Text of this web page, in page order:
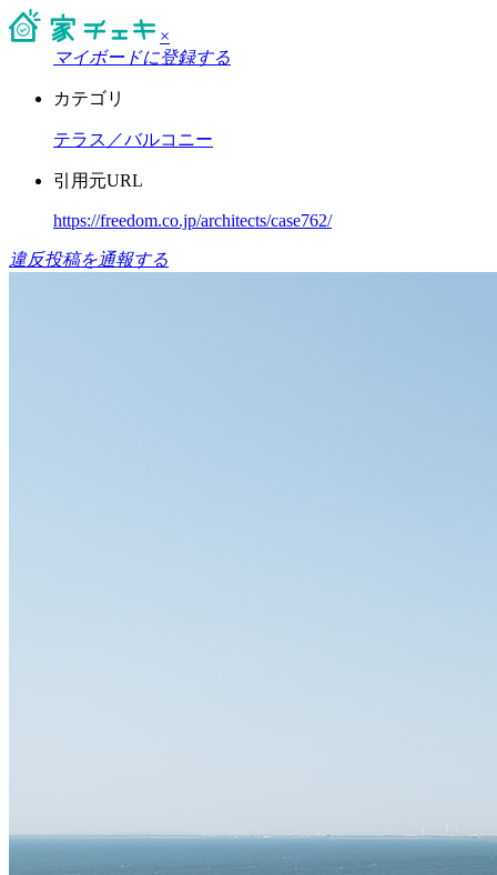
×
マイボードに登録する
カテゴリ
テラス／バルコニー
引用元URL
https://freedom.co.jp/architects/case762/
違反投稿を通報する